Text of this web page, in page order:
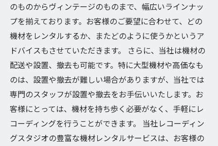
のものからヴィンテージのものまで、幅広いラインナッ
プを揃えております。お客様のご要望に合わせて、どの
機材をレンタルするか、またどのように使うかというア
ドバイスもさせていただきます。 さらに、当社は機材の
配送や設置、撤去も可能です。特に大型機材や高価なも
のは、設置や撤去が難しい場合がありますが、当社では
専門のスタッフが設置や撤去をお手伝いいたします。お
客様にとっては、機材を持ち歩く必要がなく、手軽にレ
コーディングを行うことができます。 当社レコーディン
グスタジオの豊富な機材レンタルサービスは、お客様の